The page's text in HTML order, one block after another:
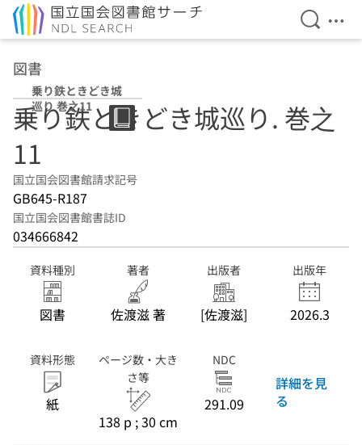
検索を
メ
図書
乗り鉄ときどき城
巡り 巻之11
乗り鉄ときどき城巡り. 巻之
11
国立国会図書館請求記号
GB645-R187
国立国会図書館書誌ID
034666842
資料種別
図書
著者
佐渡滋 著
出版者
[佐渡滋]
出版年
2026.3
資料形態
紙
ページ数・大き
さ等
138 p ; 30 cm
NDC
291.09
詳細を見
る